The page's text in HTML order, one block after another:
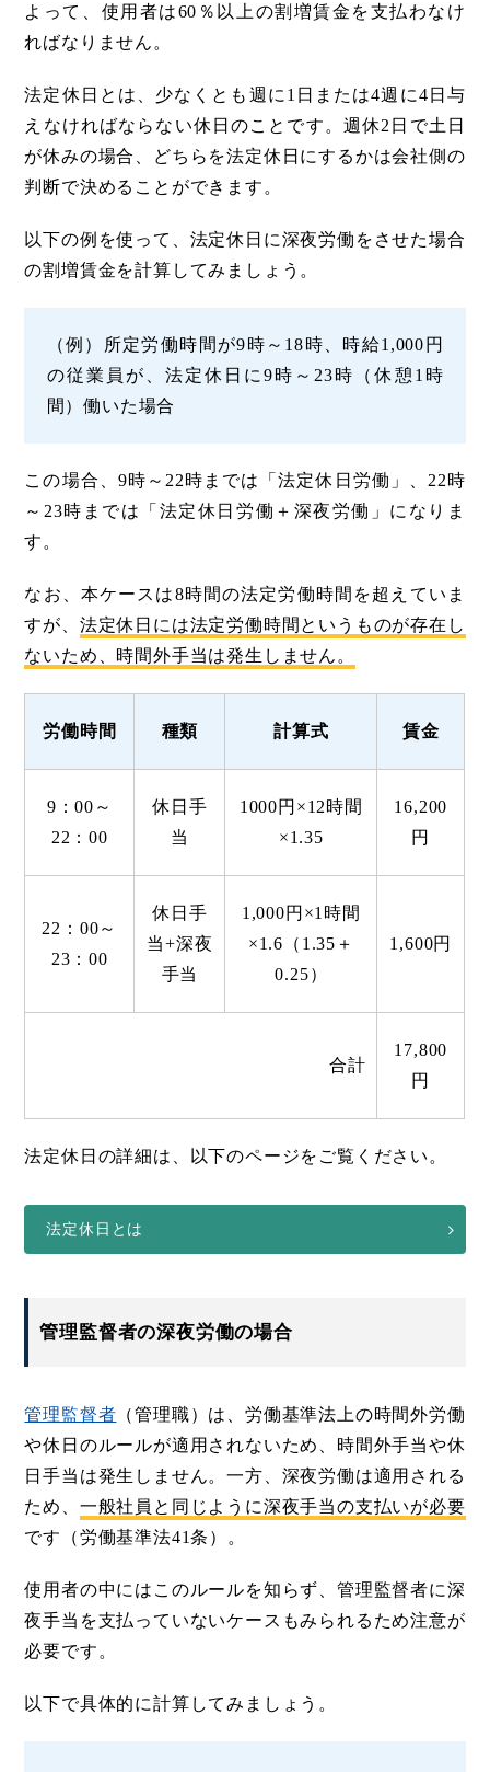
よって、使用者は60％以上の割増賃金を支払わなけ
ればなりません。
法定休日とは、少なくとも週に1日または4週に4日与
えなければならない休日のことです。週休2日で土日
が休みの場合、どちらを法定休日にするかは会社側の
判断で決めることができます。
以下の例を使って、法定休日に深夜労働をさせた場合
の割増賃金を計算してみましょう。
（例）所定労働時間が9時～18時、時給1,000円
の従業員が、法定休日に9時～23時（休憩1時
間）働いた場合
この場合、9時～22時までは「法定休日労働」、22時
～23時までは「法定休日労働＋深夜労働」になりま
す。
なお、本ケースは8時間の法定労働時間を超えていま
すが、 法定休日には法定労働時間というものが存在し
ないため、時間外手当は発生しません。
労働時間 種類 計算式 賃金
9：00～
22：00
休日手
当
1000円×12時間
×1.35
16,200
円
22：00～
23：00
休日手
当+深夜
手当
1,000円×1時間
×1.6（1.35＋
0.25）
1,600円
合計
17,800
円
法定休日の詳細は、以下のページをご覧ください。
法定休日とは
管理監督者の深夜労働の場合
管理監督者 （管理職）は、労働基準法上の時間外労働
や休日のルールが適用されないため、時間外手当や休
日手当は発生しません。一方、深夜労働は適用される
ため、 一般社員と同じように深夜手当の支払いが必要
です（労働基準法41条）。
使用者の中にはこのルールを知らず、管理監督者に深
夜手当を支払っていないケースもみられるため注意が
必要です。
以下で具体的に計算してみましょう。